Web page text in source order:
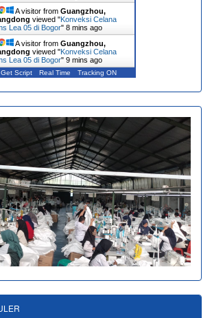
A visitor from Guangzhou,
viewed "Konveksi Celana
Lea 05 di Bogor" 8 mins ago
A visitor from Guangzhou,
viewed "Konveksi Celana
Lea 05 di Bogor" 9 mins ago
Get Script Real Time Tracking ON